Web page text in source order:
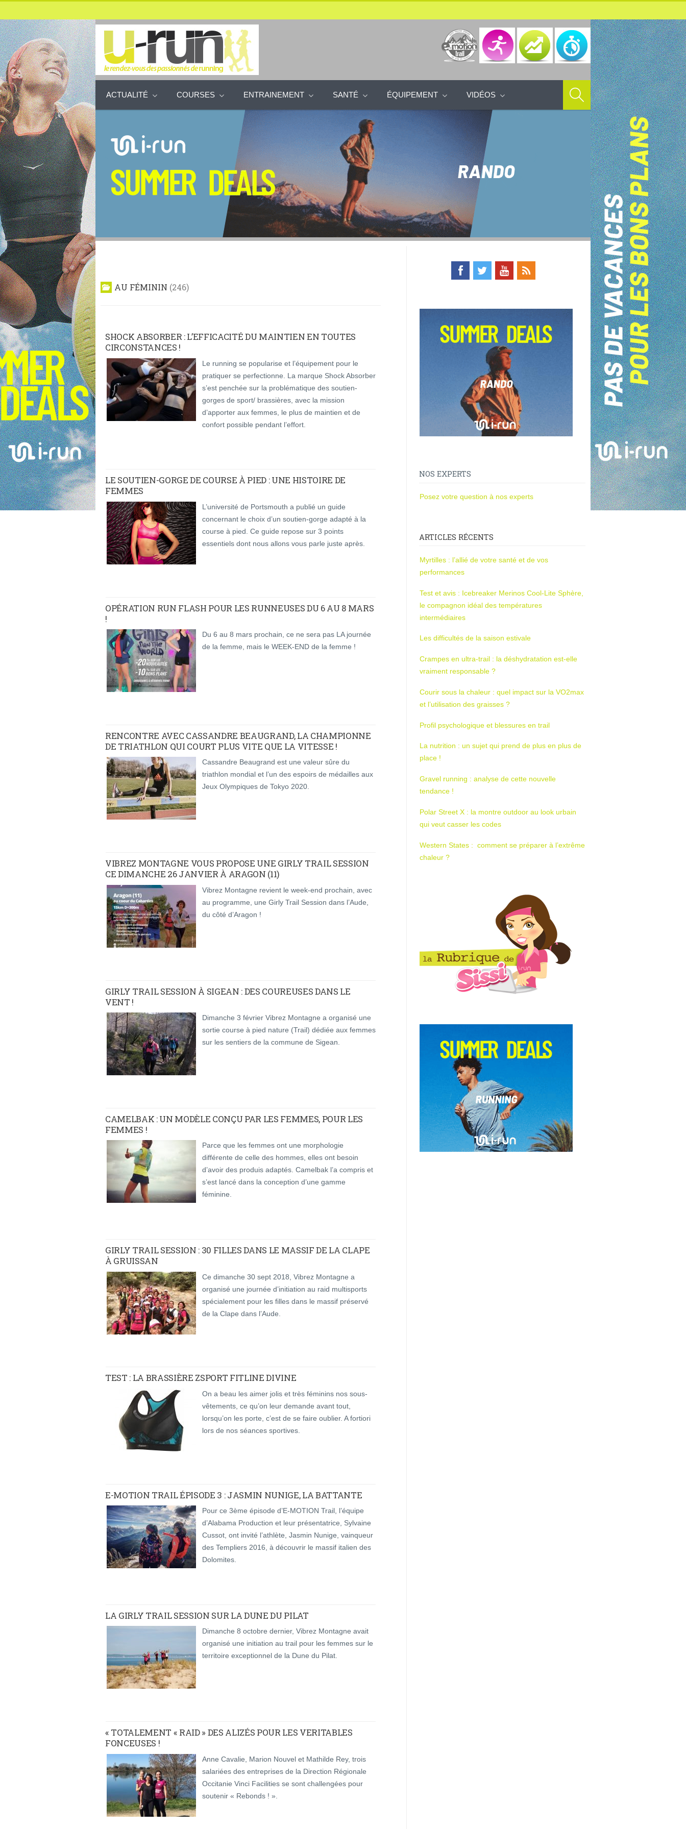
ACTUALITÉ COURSES ENTRAINEMENT SANTÉ ÉQUIPEMENT VIDÉOS
AU FÉMININ 246
SHOCK ABSORBER : L’EFFICACITÉ DU MAINTIEN EN TOUTES
CIRCONSTANCES !
Le running se popularise et l’équipement pour le
pratiquer se perfectionne. La marque Shock Absorber
s’est penchée sur la problématique des soutien-
gorges de sport/ brassières, avec la mission
d’apporter aux femmes, le plus de maintien et de
confort possible pendant l’effort.
LE SOUTIEN-GORGE DE COURSE À PIED : UNE HISTOIRE DE
FEMMES
L’université de Portsmouth a publié un guide
concernant le choix d’un soutien-gorge adapté à la
course à pied. Ce guide repose sur 3 points
essentiels dont nous allons vous parle juste après.
OPÉRATION RUN FLASH POUR LES RUNNEUSES DU 6 AU 8 MARS
!
Du 6 au 8 mars prochain, ce ne sera pas LA journée
de la femme, mais le WEEK-END de la femme !
RENCONTRE AVEC CASSANDRE BEAUGRAND, LA CHAMPIONNE
DE TRIATHLON QUI COURT PLUS VITE QUE LA VITESSE !
Cassandre Beaugrand est une valeur sûre du
triathlon mondial et l’un des espoirs de médailles aux
Jeux Olympiques de Tokyo 2020.
VIBREZ MONTAGNE VOUS PROPOSE UNE GIRLY TRAIL SESSION
CE DIMANCHE 26 JANVIER À ARAGON (11)
Vibrez Montagne revient le week-end prochain, avec
au programme, une Girly Trail Session dans l’Aude,
du côté d’Aragon !
GIRLY TRAIL SESSION À SIGEAN : DES COUREUSES DANS LE
VENT !
Dimanche 3 février Vibrez Montagne a organisé une
sortie course à pied nature (Trail) dédiée aux femmes
sur les sentiers de la commune de Sigean.
CAMELBAK : UN MODÈLE CONÇU PAR LES FEMMES, POUR LES
FEMMES !
Parce que les femmes ont une morphologie
différente de celle des hommes, elles ont besoin
d’avoir des produis adaptés. Camelbak l’a compris et
s’est lancé dans la conception d’une gamme
féminine.
GIRLY TRAIL SESSION : 30 FILLES DANS LE MASSIF DE LA CLAPE
À GRUISSAN
Ce dimanche 30 sept 2018, Vibrez Montagne a
organisé une journée d’initiation au raid multisports
spécialement pour les filles dans le massif préservé
de la Clape dans l’Aude.
TEST : LA BRASSIÈRE ZSPORT FITLINE DIVINE
On a beau les aimer jolis et très féminins nos sous-
vêtements, ce qu’on leur demande avant tout,
lorsqu’on les porte, c’est de se faire oublier. A fortiori
lors de nos séances sportives.
E-MOTION TRAIL ÉPISODE 3 : JASMIN NUNIGE, LA BATTANTE
Pour ce 3ème épisode d’E-MOTION Trail, l’équipe
d’Alabama Production et leur présentatrice, Sylvaine
Cussot, ont invité l’athlète, Jasmin Nunige, vainqueur
des Templiers 2016, à découvrir le massif italien des
Dolomites.
LA GIRLY TRAIL SESSION SUR LA DUNE DU PILAT
Dimanche 8 octobre dernier, Vibrez Montagne avait
organisé une initiation au trail pour les femmes sur le
territoire exceptionnel de la Dune du Pilat.
« TOTALEMENT « RAID » DES ALIZÉS POUR LES VERITABLES
FONCEUSES !
Anne Cavalie, Marion Nouvel et Mathilde Rey, trois
salariées des entreprises de la Direction Régionale
Occitanie Vinci Facilities se sont challengées pour
soutenir « Rebonds ! ».
NOS EXPERTS
Posez votre question à nos experts
ARTICLES RÉCENTS
Myrtilles : l’allié de votre santé et de vos
performances
Test et avis : Icebreaker Merinos Cool-Lite Sphère,
le compagnon idéal des températures
intermédiaires
Les difficultés de la saison estivale
Crampes en ultra-trail : la déshydratation est-elle
vraiment responsable ?
Courir sous la chaleur : quel impact sur la VO2max
et l’utilisation des graisses ?
Profil psychologique et blessures en trail
La nutrition : un sujet qui prend de plus en plus de
place !
Gravel running : analyse de cette nouvelle
tendance !
Polar Street X : la montre outdoor au look urbain
qui veut casser les codes
Western States : comment se préparer à l’extrême
chaleur ?